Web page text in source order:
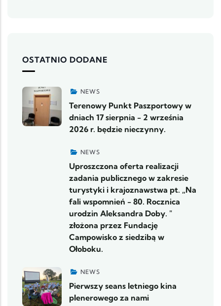
OSTATNIO DODANE
NEWS
Terenowy Punkt Paszportowy w
dniach 17 sierpnia - 2 września
2026 r. będzie nieczynny.
NEWS
Uproszczona oferta realizacji
zadania publicznego w zakresie
turystyki i krajoznawstwa pt. „Na
fali wspomnień - 80. Rocznica
urodzin Aleksandra Doby. "
złożona przez Fundację
Campowisko z siedzibą w
Ołoboku.
NEWS
Pierwszy seans letniego kina
plenerowego za nami